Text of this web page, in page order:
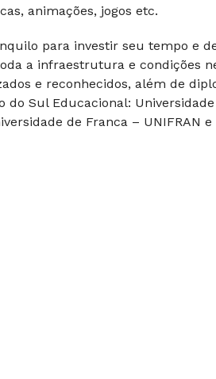
animações, jogos etc.
para investir seu tempo e
a infraestrutura e condições
e reconhecidos, além de
Sul Educacional:
de Franca – UNIFRAN